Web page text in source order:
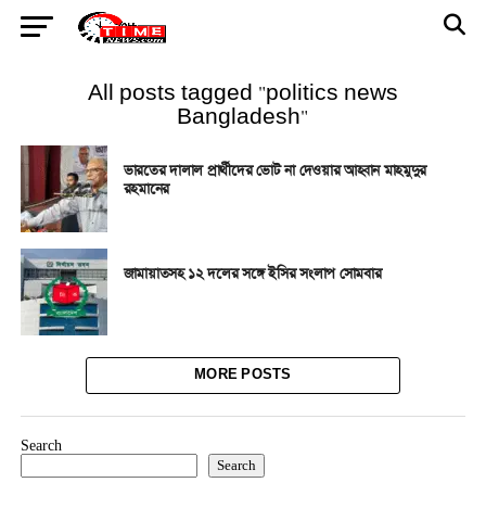
All posts tagged "politics news
Bangladesh"
ভারতের দালাল প্রার্থীদের ভোট না দেওয়ার আহ্বান মাহমুদুর
রহমানের
জামায়াতসহ ১২ দলের সঙ্গে ইসির সংলাপ সোমবার
MORE POSTS
Search
Search